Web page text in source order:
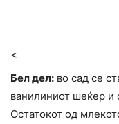
<
Бел дел: во сад се
ванилиниот шеќер и
Остатокот од